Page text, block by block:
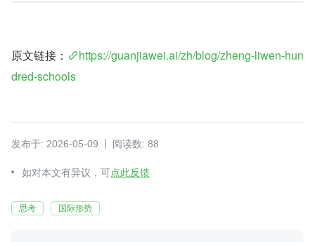
原文链接：
https://guanjiawei.ai/zh/blog/zheng-liwen-hun
dred-schools
发布于: 2026-05-09 阅读数: 88
如对本文有异议，可点此反馈
思考 国际形势